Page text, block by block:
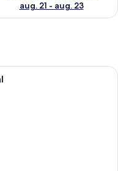
aug. 21 - aug. 23
szoba, amelyben